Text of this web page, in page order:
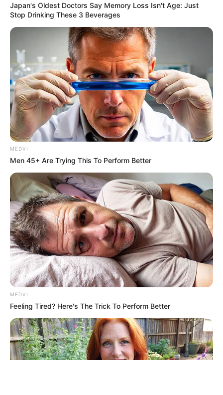
TAGS
ΑΠΡΙΛΙΟΣ
ΕΙΚΟΝΕΣ ΕΥΧΕΣ ΚΑΛΟ ΜΗΝΑ
ΤΑΥΤΟΤΗΤΑ ΚΑΙ ΕΠΙΚΟΙΝΩΝΙΑ ΟΡΟΙ ΧΡΗΣΗΣ
© 2025 EVIANEWS του Γιώργου Κουτσελίνη
Japan's Oldest Doctors Say Memory Loss Isn't Age: Just
Stop Drinking These 3 Beverages
MEDVI
Men 45+ Are Trying This To Perform Better
MEDVI
Feeling Tired? Here's The Trick To Perform Better